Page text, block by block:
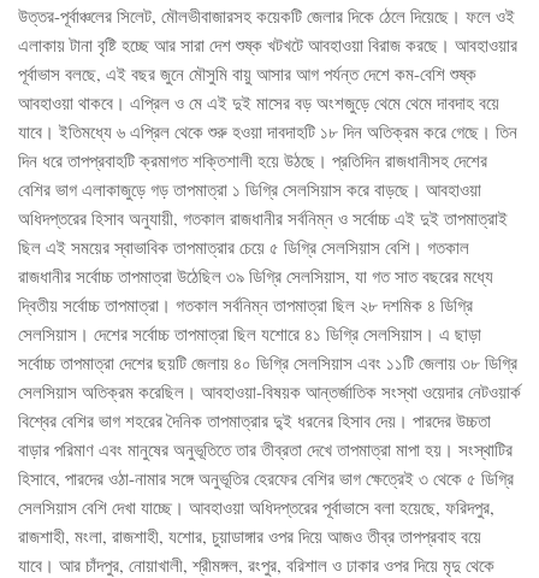
উত্তর-পূর্বাঞ্চলের সিলেট, মৌলভীবাজারসহ কয়েকটি জেলার দিকে ঠেলে দিয়েছে। ফলে ওই
এলাকায় টানা বৃষ্টি হচ্ছে আর সারা দেশ শুষ্ক খটখটে আবহাওয়া বিরাজ করছে। আবহাওয়ার
পূর্বাভাস বলছে, এই বছর জুনে মৌসুমি বায়ু আসার আগ পর্যন্ত দেশে কম-বেশি শুষ্ক
আবহাওয়া থাকবে। এপ্রিল ও মে এই দুই মাসের বড় অংশজুড়ে থেমে থেমে দাবদাহ বয়ে
যাবে। ইতিমধ্যে ৬ এপ্রিল থেকে শুরু হওয়া দাবদাহটি ১৮ দিন অতিক্রম করে গেছে। তিন
দিন ধরে তাপপ্রবাহটি ক্রমাগত শক্তিশালী হয়ে উঠছে। প্রতিদিন রাজধানীসহ দেশের
বেশির ভাগ এলাকাজুড়ে গড় তাপমাত্রা ১ ডিগ্রি সেলসিয়াস করে বাড়ছে। আবহাওয়া
অধিদপ্তরের হিসাব অনুযায়ী, গতকাল রাজধানীর সর্বনিম্ন ও সর্বোচ্চ এই দুই তাপমাত্রাই
ছিল এই সময়ের স্বাভাবিক তাপমাত্রার চেয়ে ৫ ডিগ্রি সেলসিয়াস বেশি। গতকাল
রাজধানীর সর্বোচ্চ তাপমাত্রা উঠেছিল ৩৯ ডিগ্রি সেলসিয়াস, যা গত সাত বছরের মধ্যে
দ্বিতীয় সর্বোচ্চ তাপমাত্রা। গতকাল সর্বনিম্ন তাপমাত্রা ছিল ২৮ দশমিক ৪ ডিগ্রি
সেলসিয়াস। দেশের সর্বোচ্চ তাপমাত্রা ছিল যশোরে ৪১ ডিগ্রি সেলসিয়াস। এ ছাড়া
সর্বোচ্চ তাপমাত্রা দেশের ছয়টি জেলায় ৪০ ডিগ্রি সেলসিয়াস এবং ১১টি জেলায় ৩৮ ডিগ্রি
সেলসিয়াস অতিক্রম করেছিল। আবহাওয়া-বিষয়ক আন্তর্জাতিক সংস্থা ওয়েদার নেটওয়ার্ক
বিশ্বের বেশির ভাগ শহরের দৈনিক তাপমাত্রার দু্ই ধরনের হিসাব দেয়। পারদের উচ্চতা
বাড়ার পরিমাণ এবং মানুষের অনুভূতিতে তার তীব্রতা দেখে তাপমাত্রা মাপা হয়। সংস্থাটির
হিসাবে, পারদের ওঠা-নামার সঙ্গে অনুভূতির হেরফের বেশির ভাগ ক্ষেত্রেই ৩ থেকে ৫ ডিগ্রি
সেলসিয়াস বেশি দেখা যাচ্ছে। আবহাওয়া অধিদপ্তরের পূর্বাভাসে বলা হয়েছে, ফরিদপুর,
রাজশাহী, মংলা, রাজশাহী, যশোর, চুয়াডাঙ্গার ওপর দিয়ে আজও তীব্র তাপপ্রবাহ বয়ে
যাবে। আর চাঁদপুর, নোয়াখালী, শ্রীমঙ্গল, রংপুর, বরিশাল ও ঢাকার ওপর দিয়ে মৃদু থেকে